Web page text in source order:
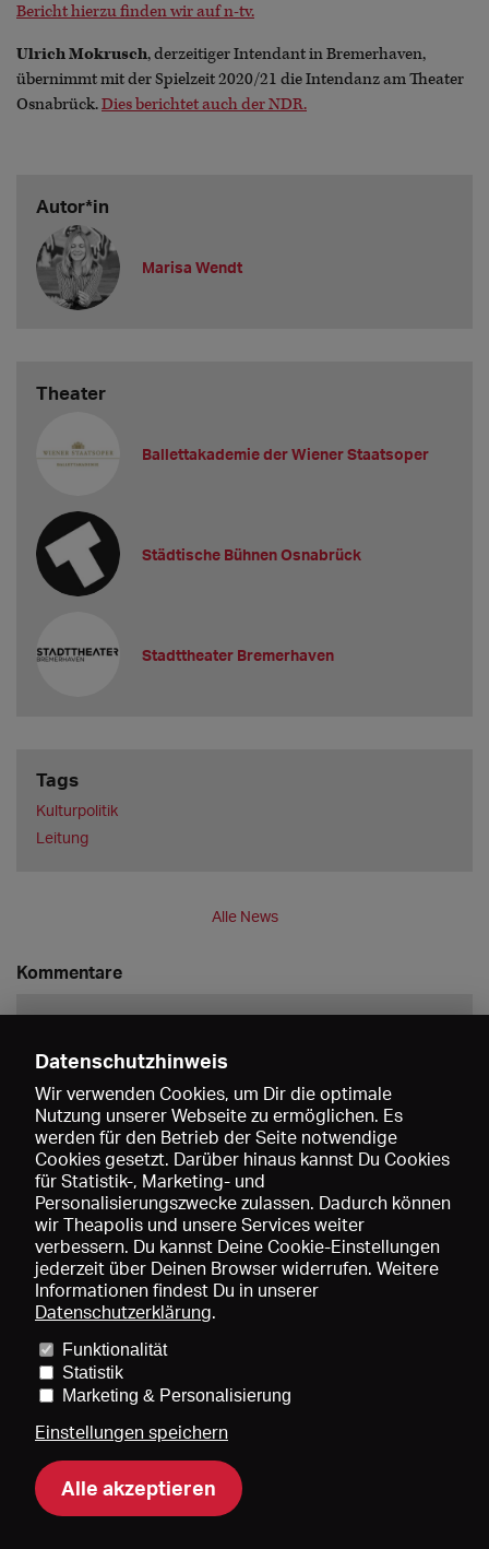
Bericht hierzu finden wir auf n-tv.
Ulrich Mokrusch, derzeitiger Intendant in Bremerhaven,
übernimmt mit der Spielzeit 2020/21 die Intendanz am Theater
Osnabrück.Dies berichtet auch der NDR.
Autor*in
Marisa Wendt
Theater
Ballettakademie der Wiener Staatsoper
Städtische Bühnen Osnabrück
Stadttheater Bremerhaven
Tags
Kulturpolitik
Leitung
Alle News
Kommentare
Speichern
Preise und Mitgliedschaften
Mediadaten
Über uns Impressum
DE
Datenschutzhinweis
Wir verwenden Cookies, um Dir die optimale
Nutzung unserer Webseite zu ermöglichen. Es
werden für den Betrieb der Seite notwendige
Cookies gesetzt. Darüber hinaus kannst Du Cookies
für Statistik-, Marketing- und
Personalisierungszwecke zulassen. Dadurch können
wir Theapolis und unsere Services weiter
verbessern. Du kannst Deine Cookie-Einstellungen
jederzeit über Deinen Browser widerrufen. Weitere
Informationen findest Du in unserer
Datenschutzerklärung.
Funktionalität
Statistik
Marketing & Personalisierung
Einstellungen speichern
Alle akzeptieren